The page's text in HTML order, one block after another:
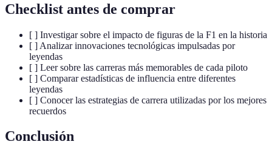
Checklist antes de comprar
[ ] Investigar sobre el impacto de figuras de la F1 en la historia
[ ] Analizar innovaciones tecnológicas impulsadas por
leyendas
[ ] Leer sobre las carreras más memorables de cada piloto
[ ] Comparar estadísticas de influencia entre diferentes
leyendas
[ ] Conocer las estrategias de carrera utilizadas por los mejores
recuerdos
Conclusión